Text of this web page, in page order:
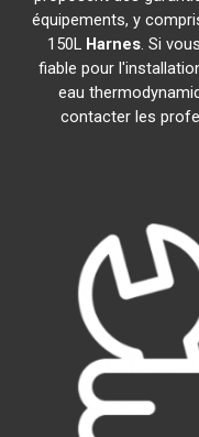
équipements, y
150L Harnes. Si
fiable pour
eau
contacter les